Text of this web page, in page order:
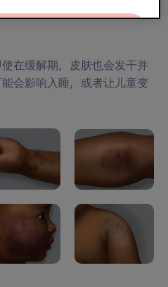
在缓解期，皮肤也会发干并
会影响入睡，或者让儿童变